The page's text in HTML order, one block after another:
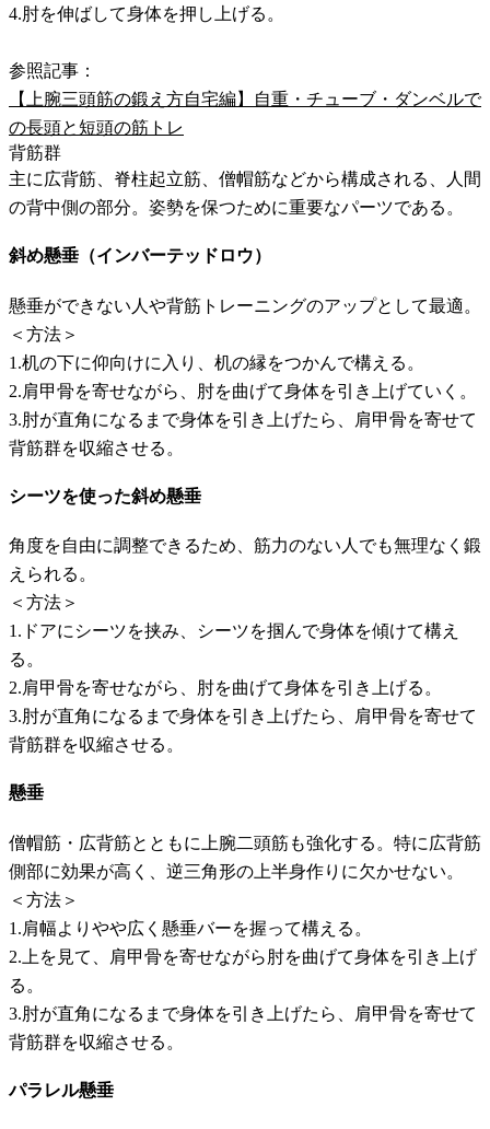
4.肘を伸ばして身体を押し上げる。
参照記事：
【上腕三頭筋の鍛え方自宅編】自重・チューブ・ダンベルで
の長頭と短頭の筋トレ
背筋群
主に広背筋、脊柱起立筋、僧帽筋などから構成される、人間
の背中側の部分。姿勢を保つために重要なパーツである。
斜め懸垂（インバーテッドロウ）
懸垂ができない人や背筋トレーニングのアップとして最適。
＜方法＞
1.机の下に仰向けに入り、机の縁をつかんで構える。
2.肩甲骨を寄せながら、肘を曲げて身体を引き上げていく。
3.肘が直角になるまで身体を引き上げたら、肩甲骨を寄せて
背筋群を収縮させる。
シーツを使った斜め懸垂
角度を自由に調整できるため、筋力のない人でも無理なく鍛
えられる。
＜方法＞
1.ドアにシーツを挟み、シーツを掴んで身体を傾けて構え
る。
2.肩甲骨を寄せながら、肘を曲げて身体を引き上げる。
3.肘が直角になるまで身体を引き上げたら、肩甲骨を寄せて
背筋群を収縮させる。
懸垂
僧帽筋・広背筋とともに上腕二頭筋も強化する。特に広背筋
側部に効果が高く、逆三角形の上半身作りに欠かせない。
＜方法＞
1.肩幅よりやや広く懸垂バーを握って構える。
2.上を見て、肩甲骨を寄せながら肘を曲げて身体を引き上げ
る。
3.肘が直角になるまで身体を引き上げたら、肩甲骨を寄せて
背筋群を収縮させる。
パラレル懸垂